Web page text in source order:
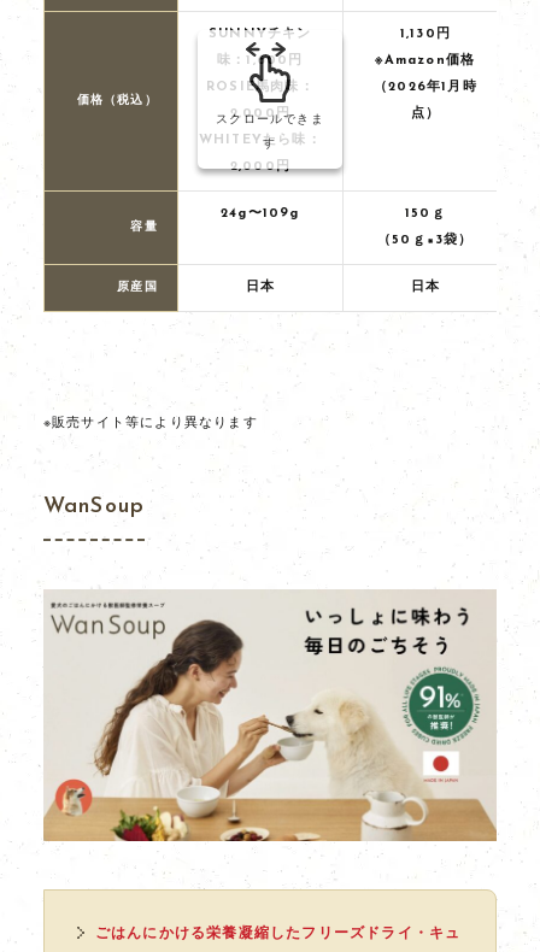
価格（税込）
SUNNYチキン
味 ：1,600円
ROSIE馬肉味：
2,000円
WHITEYたら味
：
2,000円
1,130円
※Amazon価格
（2026年1月時
点）
容量
24g〜109g
150ｇ
（50ｇ×3袋）
原産国 日本 日本
スクロールできま
す
※販売サイト等により異なります
WanSoup
ごはんにかける栄養凝縮したフリーズドライ・キュ